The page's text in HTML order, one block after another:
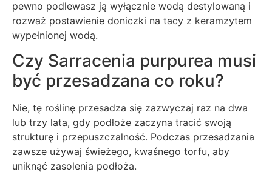
pewno podlewasz ją wyłącznie wodą destylowaną i
rozważ postawienie doniczki na tacy z keramzytem
wypełnionej wodą.
Czy Sarracenia purpurea musi
być przesadzana co roku?
Nie, tę roślinę przesadza się zazwyczaj raz na dwa
lub trzy lata, gdy podłoże zaczyna tracić swoją
strukturę i przepuszczalność. Podczas przesadzania
zawsze używaj świeżego, kwaśnego torfu, aby
uniknąć zasolenia podłoża.